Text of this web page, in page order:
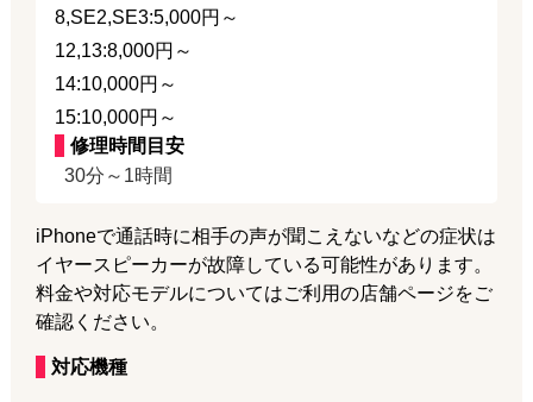
8,SE2,SE3:5,000円～
12,13:8,000円～
14:10,000円～
15:10,000円～
修理時間目安
30分～1時間
iPhoneで通話時に相手の声が聞こえないなどの症状は
イヤースピーカーが故障している可能性があります。
料金や対応モデルについてはご利用の店舗ページをご
確認ください。
対応機種